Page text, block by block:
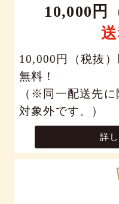
10,000円
10,000円（税抜
無料！
（※同一配送先
対象外です。）
詳